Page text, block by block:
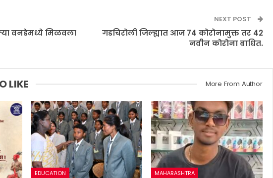
वनडेमध्ये मिळवला
NEXT POST
गडचिरोली जिल्ह्यात आज 74 कोरोनामुक्त तर 42
नवीन कोरोना बाधित.
LIKE More From Author
EDUCATION MAHARASHTRA